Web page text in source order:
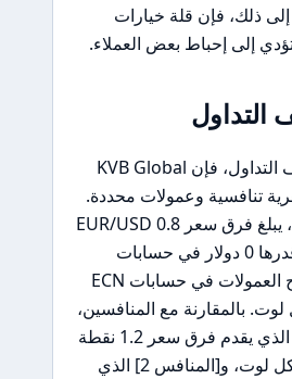
ذلك، فإن قلة خيارات
إلى إحباط بعض العملاء.
التداول
فيما يتعلق بتكاليف التداول، فإن KVB Global
تنافسية وعمولات محددة.
على سبيل المثال، يبلغ فرق سعر EUR/USD 0.8
نقطة مع عمولة قدرها 0 دولار في حسابات
معينة، بينما تتراوح العمولات في حسابات ECN
لكل لوت. بالمقارنة مع المنافسين،
مثل [المنافس 1] الذي يقدم فرق سعر 1.2 نقطة
وعمولة 1 دولار لكل لوت، و[المنافس 2] الذي